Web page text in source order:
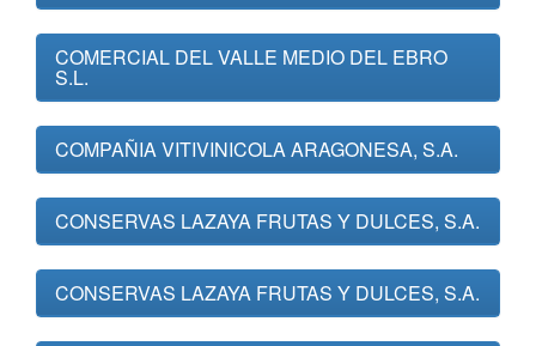
COMERCIAL DEL VALLE MEDIO DEL EBRO
S.L.
COMPAÑIA VITIVINICOLA ARAGONESA, S.A.
CONSERVAS LAZAYA FRUTAS Y DULCES, S.A.
CONSERVAS LAZAYA FRUTAS Y DULCES, S.A.